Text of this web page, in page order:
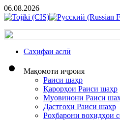
06.08.2026
Cаҳифаи аслӣ
Мақомоти иҷроия
Раиси шаҳр
Қарорҳои Раиси шаҳр
Муовинони Раиси
Дастгоҳи Раиси шаҳр
Роҳбарони воҳидҳои